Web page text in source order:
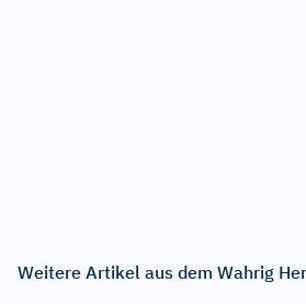
Weitere Artikel aus dem Wahrig